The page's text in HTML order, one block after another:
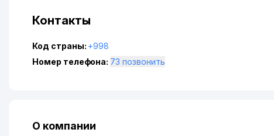
Контакты
Код страны: +998
Номер телефона:
73 позвонить
О компании